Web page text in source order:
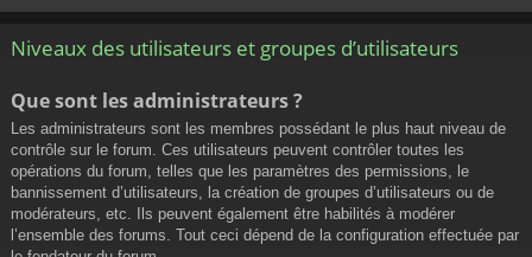
Niveaux des utilisateurs et groupes d’utilisateurs
Que sont les administrateurs ?
Les administrateurs sont les membres possédant le plus haut niveau de
contrôle sur le forum. Ces utilisateurs peuvent contrôler toutes les
opérations du forum, telles que les paramètres des permissions, le
bannissement d’utilisateurs, la création de groupes d’utilisateurs ou de
modérateurs, etc. Ils peuvent également être habilités à modérer
l’ensemble des forums. Tout ceci dépend de la configuration effectuée par